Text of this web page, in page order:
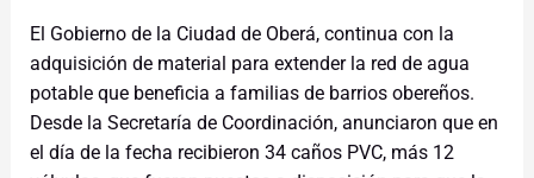
El Gobierno de la Ciudad de Oberá, continua con la
adquisición de material para extender la red de agua
potable que beneficia a familias de barrios obereños.
Desde la Secretaría de Coordinación, anunciaron que en
el día de la fecha recibieron 34 caños PVC, más 12